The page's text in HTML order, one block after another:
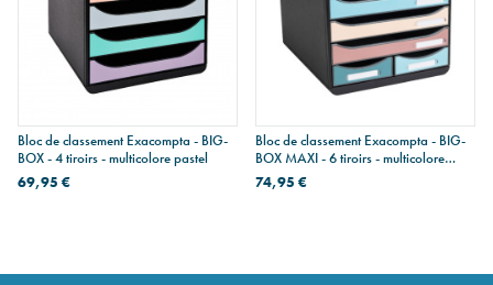
Bloc de classement Exacompta - BIG-
BOX - 4 tiroirs - multicolore pastel
69,95 €
Bloc de classement Exacompta - BIG-
BOX MAXI - 6 tiroirs - multicolore
skandi
74,95 €